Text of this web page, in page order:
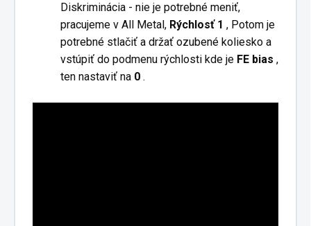
Diskriminácia - nie je potrebné meniť,
pracujeme v All Metal, Rýchlosť 1 , Potom je
potrebné stlačiť a držať ozubené koliesko a
vstúpiť do podmenu rýchlosti kde je FE bias ,
ten nastaviť na 0 .